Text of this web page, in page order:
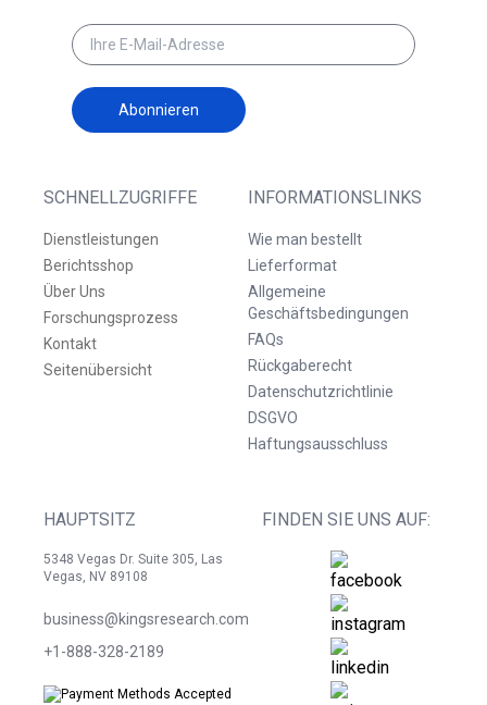
SCHNELLZUGRIFFE
Dienstleistungen
Berichtsshop
Über Uns
Forschungsprozess
Kontakt
Seitenübersicht
INFORMATIONSLINKS
Wie man bestellt
Lieferformat
Allgemeine
Geschäftsbedingungen
FAQs
Rückgaberecht
Datenschutzrichtlinie
DSGVO
Haftungsausschluss
HAUPTSITZ
5348 Vegas Dr. Suite 305, Las
Vegas, NV 89108
business@kingsresearch.com
+1-888-328-2189
FINDEN SIE UNS AUF:
Abonnieren